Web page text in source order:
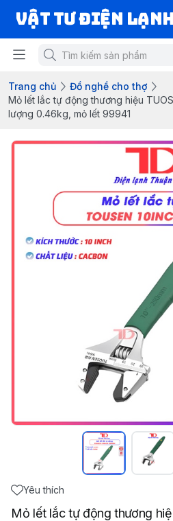
VẬT TƯ ĐIỆN
Trang chủ
Đồ nghề cho thợ
Mỏ lết lắc tự động thương hiệu
lượng 0.46kg, mỏ lết 99941
Yêu thích
Mỏ lết lắc tự động thương